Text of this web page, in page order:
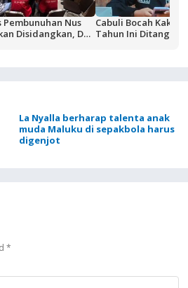
Pembunuhan Nus
Disidangkan, Dua
Cabuli Bocah Kakek 70
Tahun Ini Ditangkap
La Nyalla berharap talenta anak
muda Maluku di sepakbola harus
digenjot
*